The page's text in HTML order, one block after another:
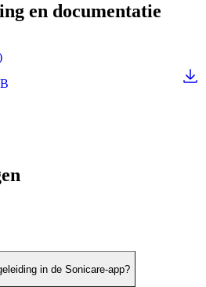
en documentatie
in de Sonicare-app?